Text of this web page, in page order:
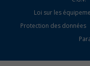
Meubles de camping
Loi sur les
Protection des données